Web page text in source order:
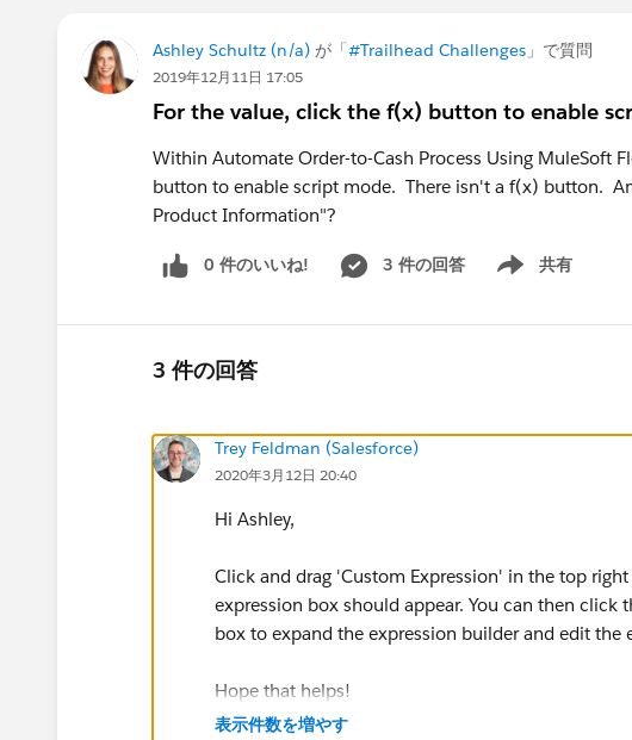
Ashley Schultz (n/a) が「#Trailhead Challenges 」で質問
2019年12月11日 17:05
For the value, click the f(x) button to enable
Within Automate Order-to-Cash Process Using MuleSoft
button to enable script mode. There isn't a f(x) button.
Product Information"?
0 件のいいね! 3 件の回答 共有
Show menu
3 件の回答
Trey Feldman (Salesforce)
2020年3月12日 20:40
Hi Ashley,
Click and drag 'Custom Expression' in the top
expression box should appear. You can then
box to expand the expression builder and edit the
Hope that helps!
表示件数を増やす